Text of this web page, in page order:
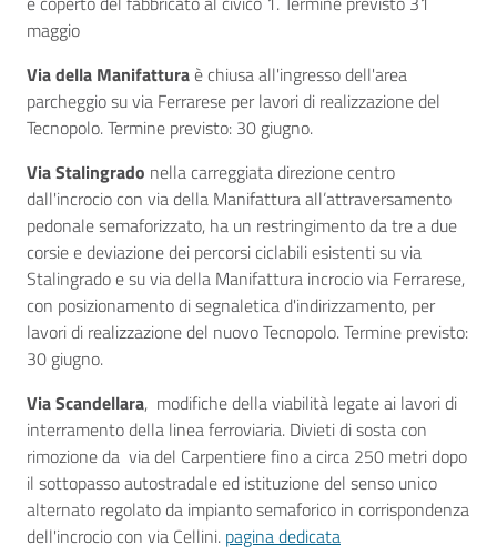
maggio
Via della Manifatturaè chiusa all'ingresso dell'area
parcheggio su via Ferrarese per lavori di realizzazione del
Tecnopolo. Termine previsto: 30 giugno.
Via Stalingrado nella carreggiata direzione centro
dall'incrocio con via della Manifattura all’attraversamento
pedonale semaforizzato, ha un restringimento da tre a due
corsie e deviazione dei percorsi ciclabili esistenti su via
Stalingrado e su via della Manifattura incrocio via Ferrarese,
con posizionamento di segnaletica d'indirizzamento, per
lavori di realizzazione del nuovo Tecnopolo. Termine previsto:
30 giugno.
Via Scandellara, modifiche della viabilità legate ai lavori di
interramento della linea ferroviaria. Divieti di sosta con
rimozione da via del Carpentiere fino a circa 250 metri dopo
il sottopasso autostradale ed istituzione del senso unico
alternato regolato da impianto semaforico in corrispondenza
dell'incrocio con via Cellini. pagina dedicata